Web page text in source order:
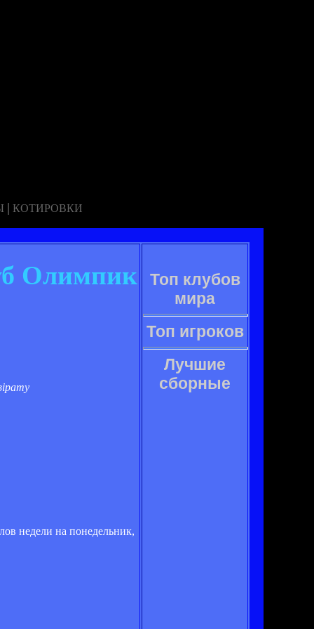
| КОТИРОВКИ
Олимпик
недели на понедельник,
Топ клубов
мира
Топ игроков
Лучшие
сборные